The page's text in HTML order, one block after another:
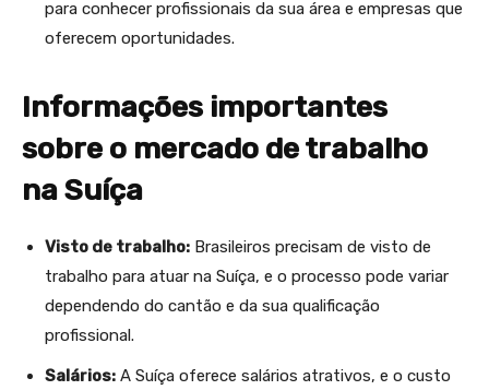
para conhecer profissionais da sua área e empresas que
oferecem oportunidades.
Informações importantes
sobre o mercado de trabalho
na Suíça
Visto de trabalho: Brasileiros precisam de visto de
trabalho para atuar na Suíça, e o processo pode variar
dependendo do cantão e da sua qualificação
profissional.
Salários: A Suíça oferece salários atrativos, e o custo